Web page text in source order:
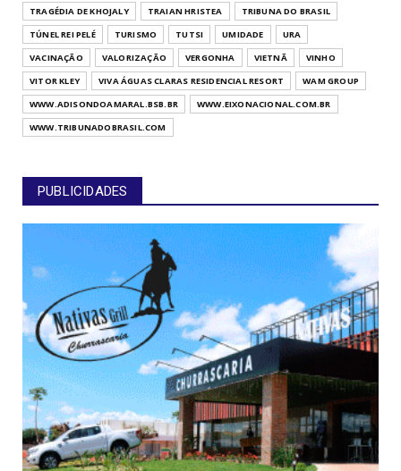
TRAGÉDIA DE KHOJALY TRAIAN HRISTEA
TRIBUNA DO BRASIL
TÚNEL REI PELÉ
TURISMO TUTSI UMIDADE
URA
VACINAÇÃO
VALORIZAÇÃO VERGONHA VIETNÃ
VINHO
VITOR KLEY
VIVA ÁGUAS CLARAS RESIDENCIAL RESORT
WAM GROUP
WWW.ADISONDOAMARAL.BSB.BR
WWW.EIXONACIONAL.COM.BR
WWW.TRIBUNADOBRASIL.COM
PUBLICIDADES